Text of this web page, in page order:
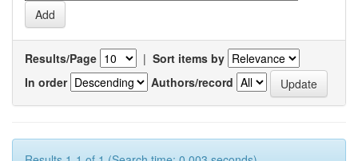
Results/Page | Sort items by
In order
Authors/record